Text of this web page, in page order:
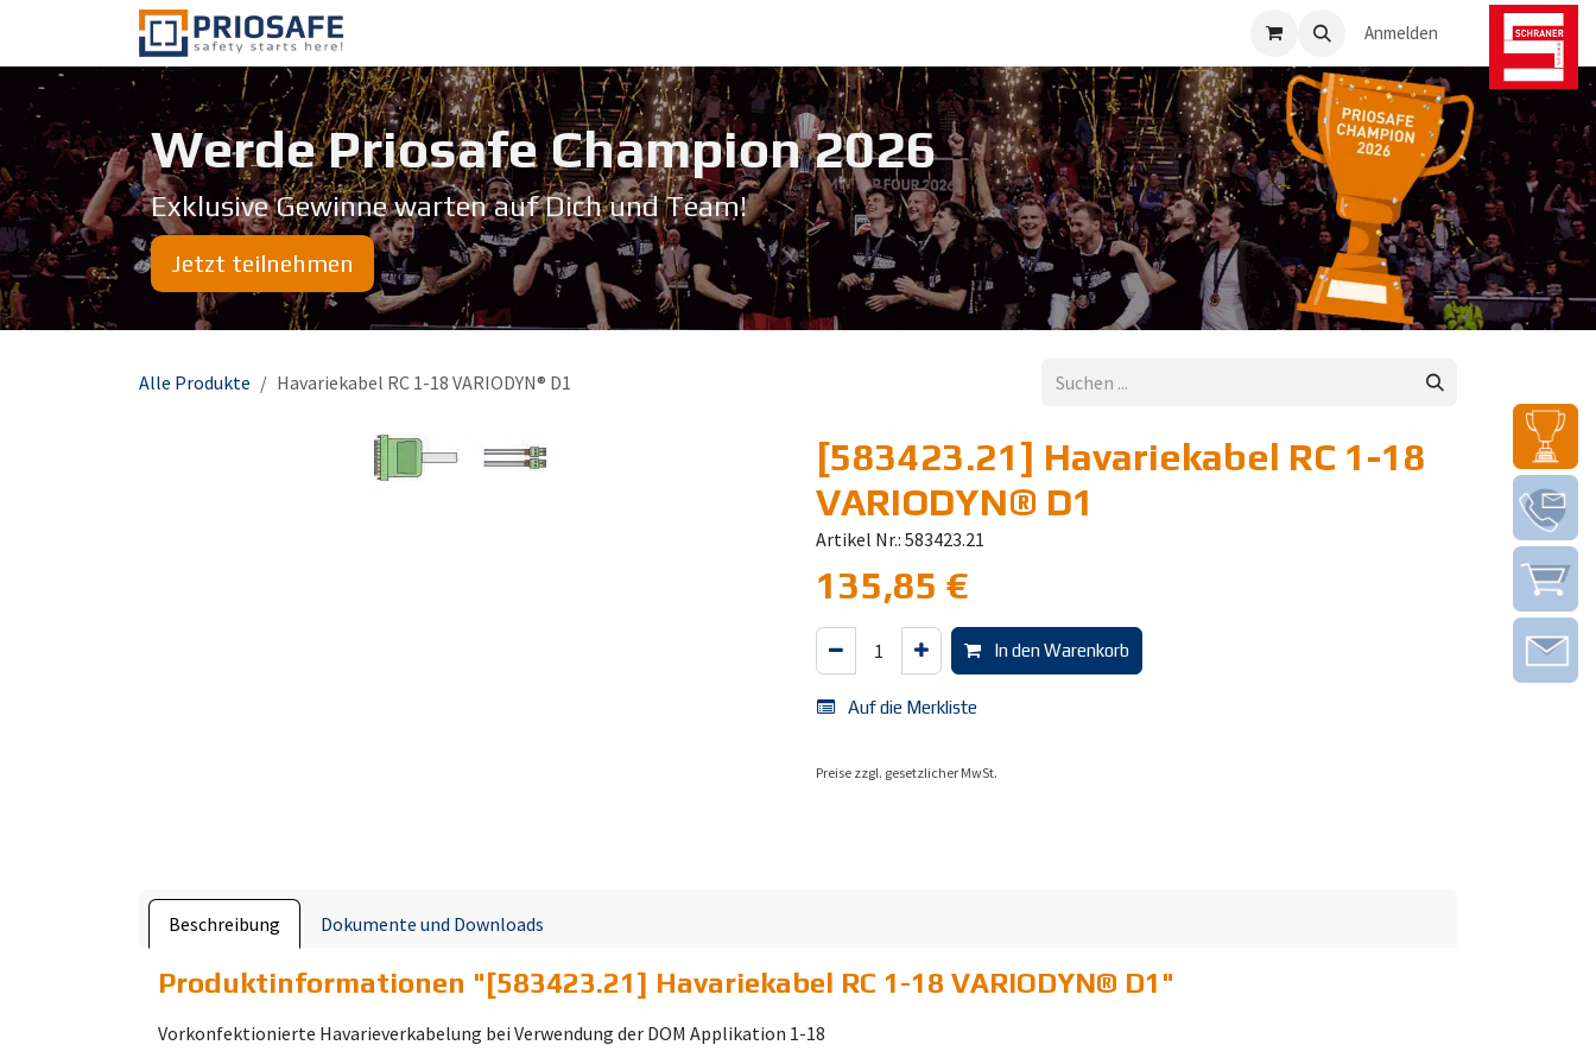
Zum Inhalt springen
Anmelden
Jetzt teilnehmen
Werde Priosafe Champion 20​26
Exklusive Gewinne warten auf Dich und Team!
Alle Produkte Havariekabel RC 1-18 VARIODYN® D1
[583423.21] Havariekabel RC 1-18
VARIODYN® D1
Artikel Nr.: 583423.21
135,85 €
In den Warenkorb
Auf die Merkliste
Preise zzgl. gesetzlicher MwSt.
Beschreibung Dokumente und Downloads
Produktinformationen "[583423.21] Havariekabel RC 1-18 VARIODYN® D1 "
Vorkonfektionierte Havarieverkabelung bei Verwendung der DOM Applikation 1-18